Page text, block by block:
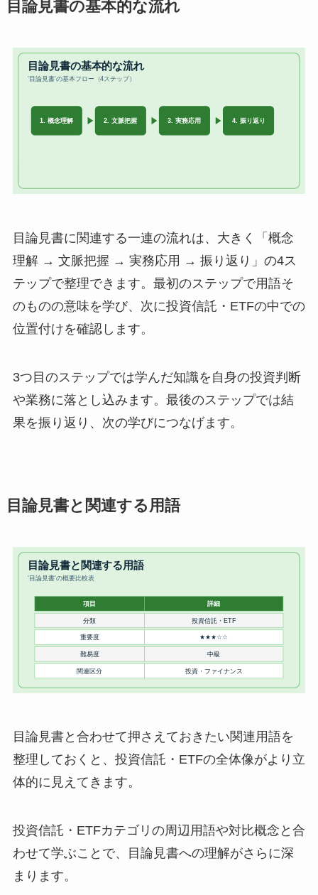
目論見書の基本的な流れ
目論見書に関連する一連の流れは、大きく「概念
理解 → 文脈把握 → 実務応用 → 振り返り」の4ス
テップで整理できます。最初のステップで用語そ
のものの意味を学び、次に投資信託・ETFの中での
位置付けを確認します。
3つ目のステップでは学んだ知識を自身の投資判断
や業務に落とし込みます。最後のステップでは結
果を振り返り、次の学びにつなげます。
目論見書と関連する用語
目論見書と合わせて押さえておきたい関連用語を
整理しておくと、投資信託・ETFの全体像がより立
体的に見えてきます。
投資信託・ETFカテゴリの周辺用語や対比概念と合
わせて学ぶことで、目論見書への理解がさらに深
まります。